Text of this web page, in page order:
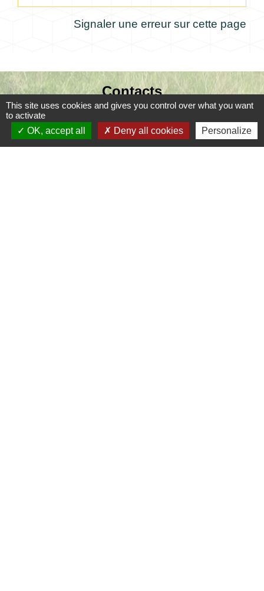
Signaler une erreur sur cette page
Contacts
Commune de Coursac
1 place de la Mairie
24430 Coursac - FRANCE
This site uses cookies and gives you control over what you want
to activate
OK, accept all
Deny all cookies Personalize